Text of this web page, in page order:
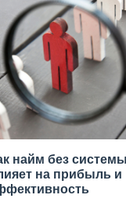
найм без
на прибыль и